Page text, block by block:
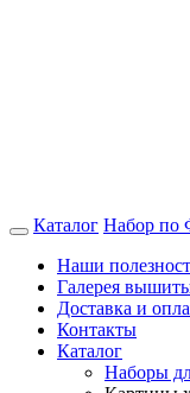
Каталог Набор по
Наши
Галерея
Доставка и
Контакты
Каталог
Наборы